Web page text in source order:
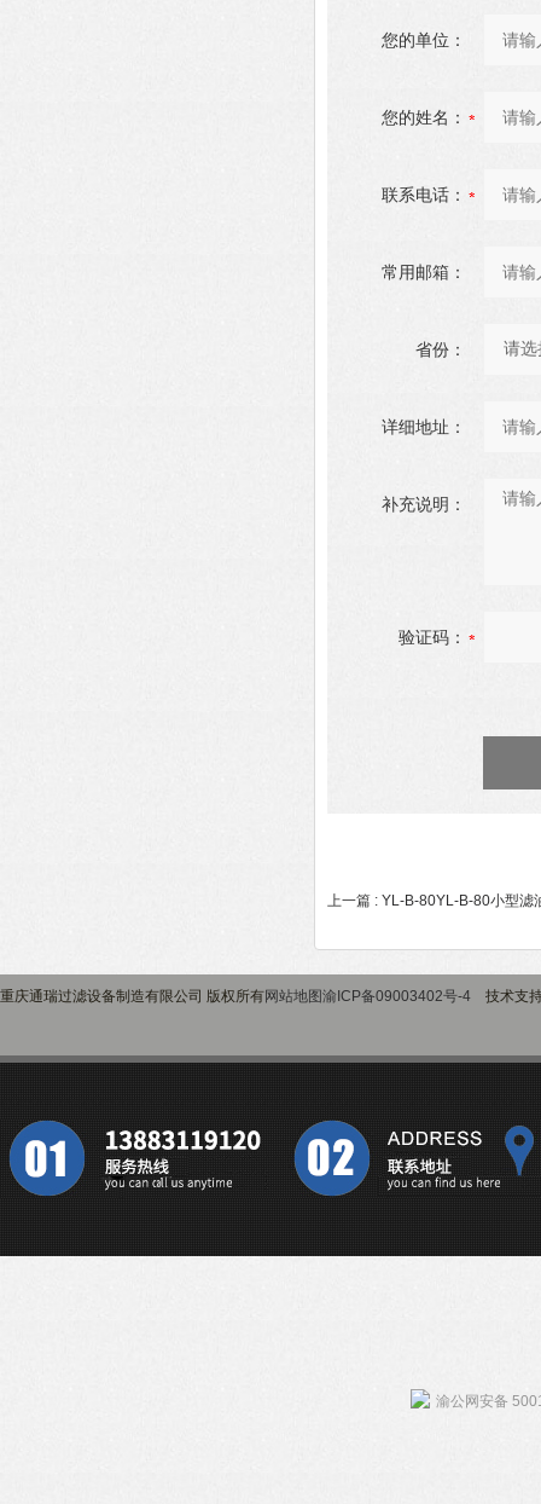
您的单位：
您的姓名：
联系电话：
常用邮箱：
省份：
详细地址：
补充说明：
验证码：
上一篇 : YL-B-80YL-B-80小型滤
重庆通瑞过滤设备制造有限公司 版权所有网站地图渝ICP备09003402号-4 技术支
渝公网安备